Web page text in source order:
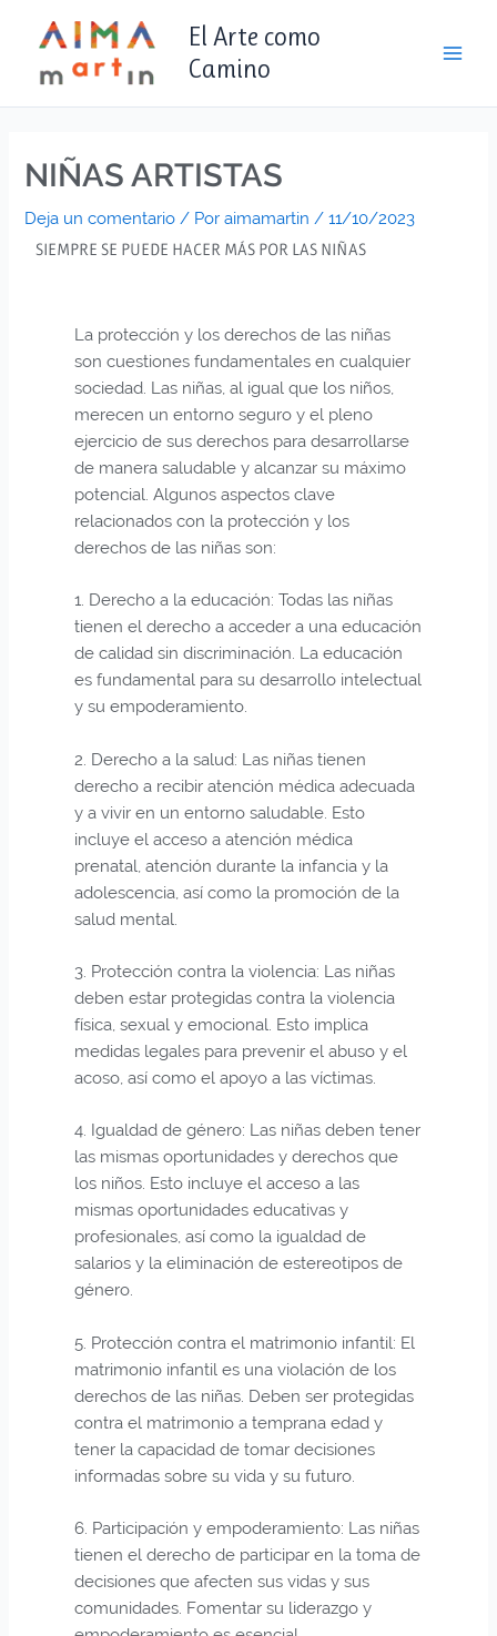
contenido
El Arte como
Camino
NIÑAS ARTISTAS
Deja un comentario / Poraimamartin /11/10/2023
SIEMPRE SE PUEDE HACER MÁS POR LAS NIÑAS
La protección y los derechos de las niñas
son cuestiones fundamentales en cualquier
sociedad. Las niñas, al igual que los niños,
merecen un entorno seguro y el pleno
ejercicio de sus derechos para desarrollarse
de manera saludable y alcanzar su máximo
potencial. Algunos aspectos clave
relacionados con la protección y los
derechos de las niñas son:
1. Derecho a la educación: Todas las niñas
tienen el derecho a acceder a una educación
de calidad sin discriminación. La educación
es fundamental para su desarrollo intelectual
y su empoderamiento.
2. Derecho a la salud: Las niñas tienen
derecho a recibir atención médica adecuada
y a vivir en un entorno saludable. Esto
incluye el acceso a atención médica
prenatal, atención durante la infancia y la
adolescencia, así como la promoción de la
salud mental.
3. Protección contra la violencia: Las niñas
deben estar protegidas contra la violencia
física, sexual y emocional. Esto implica
medidas legales para prevenir el abuso y el
acoso, así como el apoyo a las víctimas.
4. Igualdad de género: Las niñas deben tener
las mismas oportunidades y derechos que
los niños. Esto incluye el acceso a las
mismas oportunidades educativas y
profesionales, así como la igualdad de
salarios y la eliminación de estereotipos de
género.
5. Protección contra el matrimonio infantil: El
matrimonio infantil es una violación de los
derechos de las niñas. Deben ser protegidas
contra el matrimonio a temprana edad y
tener la capacidad de tomar decisiones
informadas sobre su vida y su futuro.
6. Participación y empoderamiento: Las niñas
tienen el derecho de participar en la toma de
decisiones que afecten sus vidas y sus
comunidades. Fomentar su liderazgo y